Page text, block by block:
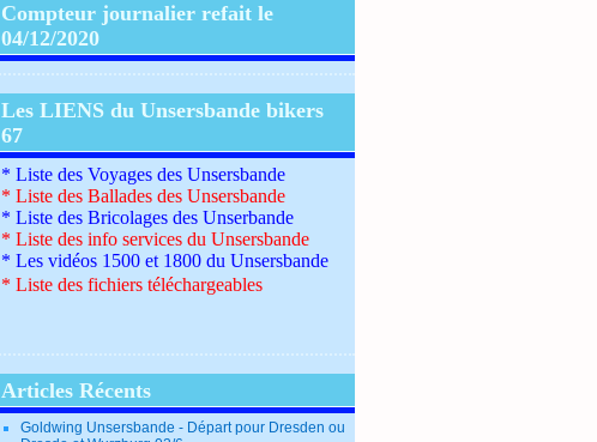
Compteur journalier refait le
04/12/2020
Les LIENS du Unsersbande bikers
67
* Liste des Voyages des Unsersbande
* Liste des Ballades des Unsersbande
* Liste des Bricolages des Unserbande
* Liste des info services du Unsersbande
* Les vidéos 1500 et 1800 du Unsersbande
* Liste des fichiers téléchargeables
Articles Récents
Goldwing Unsersbande - Départ pour Dresden ou